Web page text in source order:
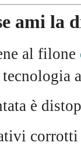
ami la
al filone
è
corrotti